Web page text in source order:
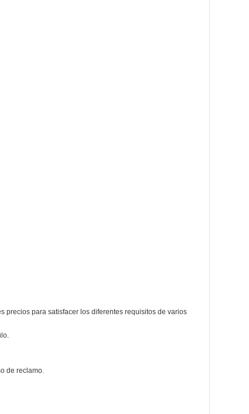
precios para satisfacer los diferentes requisitos de varios
de reclamo.